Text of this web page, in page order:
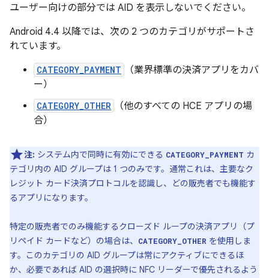
ユーザー向けの部分では AID を表示しないでください。
Android 4.4 以降では、次の 2 つのカテゴリがサポートさ
れています。
CATEGORY_PAYMENT
（業界標準の決済アプリをカバ
ー）
CATEGORY_OTHER
（他のすべての HCE アプリの場
合）
注: システム内で同時に有効にできる CATEGORY_PAYMENT カ
テゴリ内の AID グループは 1 つのみです。通常これは、主要なク
レジット カード決済プロトコルを認識し、どの販売者でも機能す
るアプリになります。
特定の販売者でのみ機能するクローズド ループの決済アプリ（プ
リペイド カードなど）の場合は、
CATEGORY_OTHER を使用しま
す。
このカテゴリの AID グループは常にアクティブにできるほ
か、必要であれば AID の選択時に NFC リーダーで優先されるよう